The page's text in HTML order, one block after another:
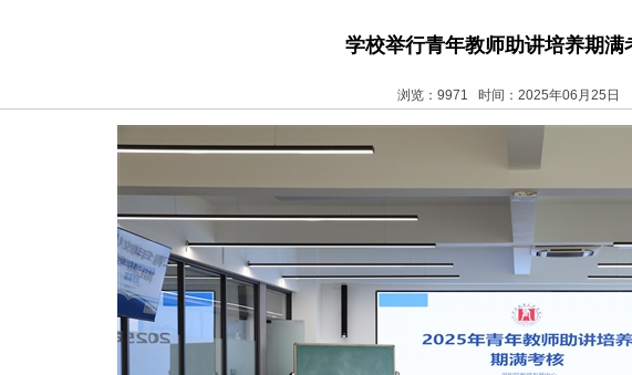
学校举行青年教师助讲培养期满
浏览：9971 时间：2025年06月25日